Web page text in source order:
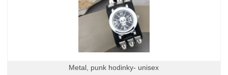
Metal, punk hodinky- unisex